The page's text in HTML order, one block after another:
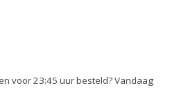
is
voor 23:45 uur besteld? Vandaag